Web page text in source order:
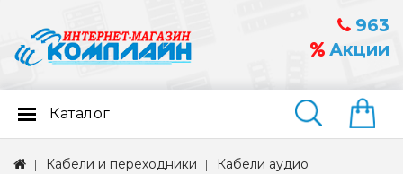
963
Акции
Найти
Каталог
Кабели и переходники
Кабели аудио